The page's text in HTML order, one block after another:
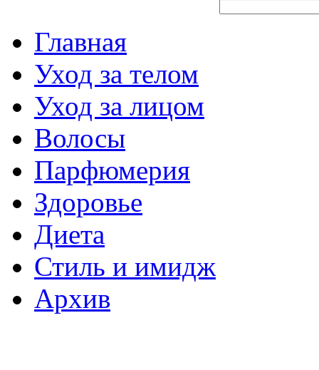
Главная
Уход за телом
Уход за лицом
Волосы
Парфюмерия
Здоровье
Диета
Стиль и имидж
Архив